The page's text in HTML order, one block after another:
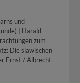
und
| Harald
zum
Die slawischen
Ernst / Albrecht